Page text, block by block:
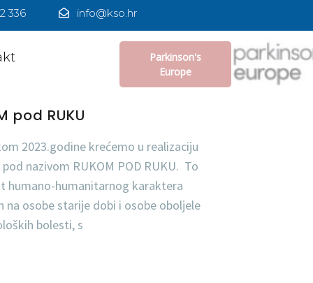
336 info@kso.hr
Parkinson's
Europe
pod RUKU
2023.godine krećemo u realizaciju
nazivom RUKOM POD RUKU. To
humano-humanitarnog karaktera
na osobe starije dobi i osobe oboljele
bolesti, s